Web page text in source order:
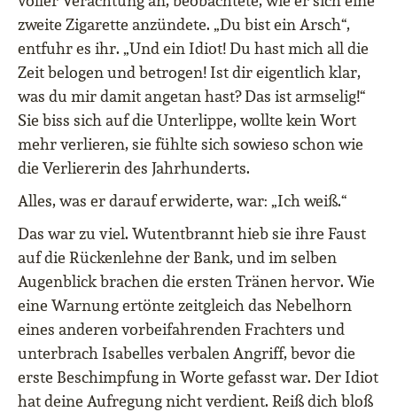
zweite Zigarette anzündete. „Du bist ein Arsch“,
entfuhr es ihr. „Und ein Idiot! Du hast mich all die
Zeit belogen und betrogen! Ist dir eigentlich klar,
was du mir damit angetan hast? Das ist armselig!“
Sie biss sich auf die Unterlippe, wollte kein Wort
mehr verlieren, sie fühlte sich sowieso schon wie
die Verliererin des Jahrhunderts.
Alles, was er darauf erwiderte, war: „Ich weiß.“
Das war zu viel. Wutentbrannt hieb sie ihre Faust
auf die Rückenlehne der Bank, und im selben
Augenblick brachen die ersten Tränen hervor. Wie
eine Warnung ertönte zeitgleich das Nebelhorn
eines anderen vorbeifahrenden Frachters und
unterbrach Isabelles verbalen Angriff, bevor die
erste Beschimpfung in Worte gefasst war. Der Idiot
hat deine Aufregung nicht verdient. Reiß dich bloß